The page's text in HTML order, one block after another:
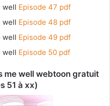
well Episode 47 pdf
well Episode 48 pdf
well Episode 49 pdf
well Episode 50 pdf
me well webtoon gratuit
51 à xx)